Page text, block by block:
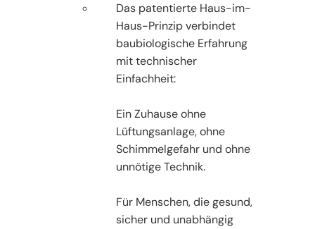
Das patentierte Haus-im-
Haus-Prinzip verbindet
baubiologische Erfahrung
mit technischer
Einfachheit:
Ein Zuhause ohne
Lüftungsanlage, ohne
Schimmelgefahr und ohne
unnötige Technik.
Für Menschen, die gesund,
sicher und unabhängig